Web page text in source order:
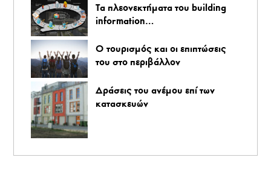
Τα πλεονεκτήματα του building
information…
O τουρισμός και οι επιπτώσεις
του στο περιβάλλον
Δράσεις του ανέμου επί των
κατασκευών